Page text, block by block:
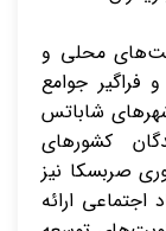
محلی و
فراگیر جوامع
شاباتس
کشورهای
صربسکا نیز
ارائه